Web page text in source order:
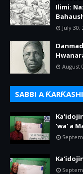
Ilimi:
July 30,
August
SABBI A
'wa' a